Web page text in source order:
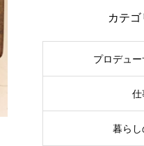
カテ
プロデュ
暮らし